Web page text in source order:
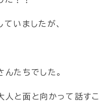
いましたが、
たちでした。
人と面と向かって話すこ